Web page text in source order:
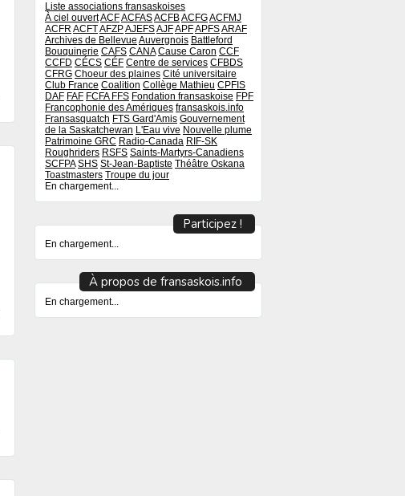
Liste associations fransaskoises
À ciel ouvertACFACFASACFBACFGACFMJ
ACFR ACFTAFZPAJEFSAJFAPFAPFSARAF
Archives de Bellevue Auvergnois Battleford
Bouquinerie CAFS CANA Cause Caron CCF
CCFD CÉCS CÉF Centre de services CFBDS
CFRG Choeur des plaines Cité universitaire
Club France Coalition Collège Mathieu CPFIS
DAF FAF FCFA FFS Fondation fransaskoise FPF
Francophonie des Amériques fransaskois.info
Fransasquatch FTS Gard'Amis Gouvernement
de la Saskatchewan L'Eau vive Nouvelle plume
Patrimoine GRC Radio-Canada RIF-SK
Roughriders RSFS Saints-Martyrs-Canadiens
SCFPA SHS St-Jean-Baptiste Théâtre Oskana
Toastmasters Troupe du jour
En chargement...
Participez !
En chargement...
À propos de fransaskois.info
En chargement...